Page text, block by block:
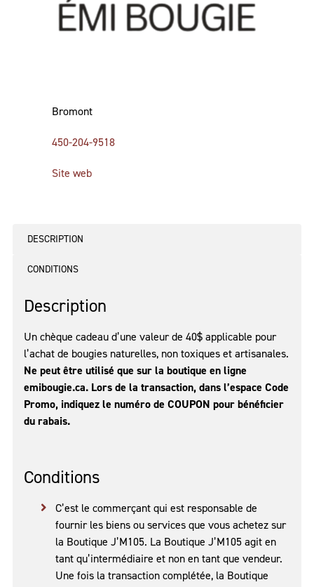
Bromont
450-204-9518
Site web
DESCRIPTION
CONDITIONS
Description
Un chèque cadeau d’une valeur de 40$ applicable pour
l’achat de bougies naturelles, non toxiques et artisanales.
Ne peut être utilisé que sur la boutique en ligne
emibougie.ca. Lors de la transaction, dans l’espace Code
Promo, indiquez le numéro de COUPON pour bénéficier
du rabais.
Conditions
C’est le commerçant qui est responsable de
fournir les biens ou services que vous achetez sur
la Boutique J’M105. La Boutique J’M105 agit en
tant qu’intermédiaire et non en tant que vendeur.
Une fois la transaction complétée, la Boutique